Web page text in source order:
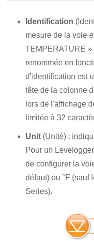
Identification
mesure de la voie
TEMPERATURE »
renommée en
d'identification est
tête de la colonne
lors de l'affichage
limitée à 32
Unit (Unité) :
Pour un
de configurer la
défaut) ou °F (sauf
Series).